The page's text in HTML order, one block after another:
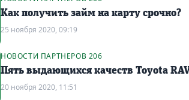
Как получить займ на карту срочно?
25 ноября 2020, 09:19
НОВОСТИ ПАРТНЕРОВ 206
Пять выдающихся качеств Toyota
20 ноября 2020, 11:51